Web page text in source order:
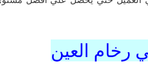
رخام العين